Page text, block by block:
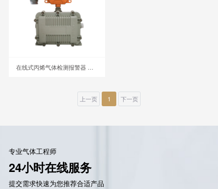
在线式丙烯气体检测报警器 在线式丙烯检测报警器
上一页 1 下一页
专业气体工程师
24小时在线服务
提交需求快速为您推荐合适产品